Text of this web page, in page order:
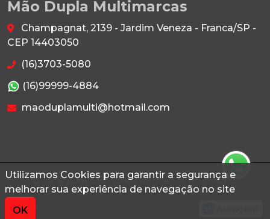
Utilizamos Cookies para garantir a segurança e
melhorar sua experiência de navegação no site
OK
Mão Dupla Multimarcas
Champagnat, 2139 - Jardim Veneza - Franca/SP -
CEP 14403050
(16)3703-5080
(16)99999-4884
maoduplamulti@hotmail.com
© 2026 Autoconf. Todos os direitos reservados.
Termos